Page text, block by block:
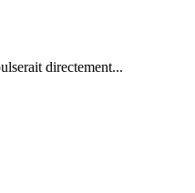
directement...